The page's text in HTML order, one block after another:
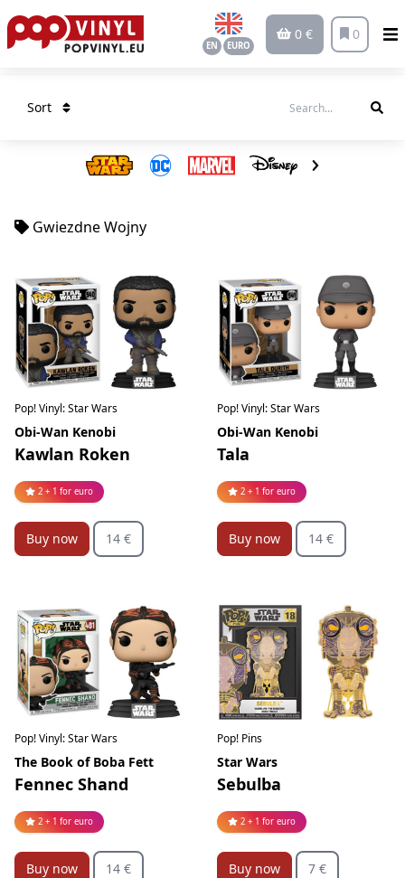
EN EURO
0 € 0
Sort
Gwiezdne Wojny
Pop! Vinyl: Star Wars
Obi-Wan Kenobi
Kawlan Roken
2 + 1 for euro
Buy now 14 €
Pop! Vinyl: Star Wars
Obi-Wan Kenobi
Tala
2 + 1 for euro
Buy now 14 €
Pop! Vinyl: Star Wars
The Book of Boba Fett
Fennec Shand
2 + 1 for euro
Buy now 14 €
Pop! Pins
Star Wars
Sebulba
2 + 1 for euro
Buy now 7 €